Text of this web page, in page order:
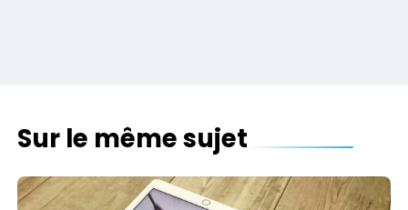
Sur le même sujet